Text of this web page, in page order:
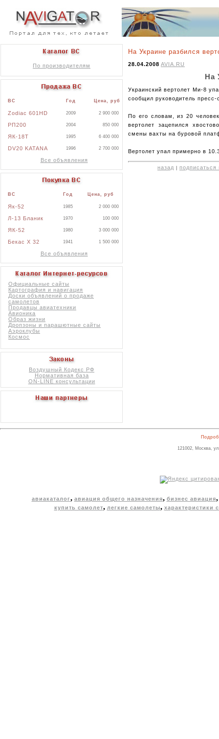
По производителям
ВС Год Цена, руб
Zodiac 601HD 2009 2 900 000
РП200 2004 850 000
ЯК-18Т 1995 6 400 000
DV20 KATANA 1996 2 700 000
Все объявления
ВС Год Цена, руб
Як-52 1985 2 000 000
Л-13 Бланик 1970 100 000
ЯК-52 1980 3 000 000
Бекас X 32 1941 1 500 000
Все объявления
Официальные сайты
Картография и навигация
Доски объявлений о продаже
самолетов
Продавцы авиатехники
Авионика
Образ жизни
Дропзоны и парашютные сайты
Аэроклубы
Космос
Воздушный Кодекс РФ
Нормативная база
ON-LINE консультации
На Украине разбился
28.04.2008 AVIA.RU
На
Украинский вертолет Ми-8
сообщил руководитель
По его словам, из 20
вертолет зацепился
смены вахты на буровой
Вертолет упал примерно в
назад подписаться
121002, Москва,
авиакаталог, авиация общего назначения, бизнес авиация
купить самолет, легкие самолеты, характеристики